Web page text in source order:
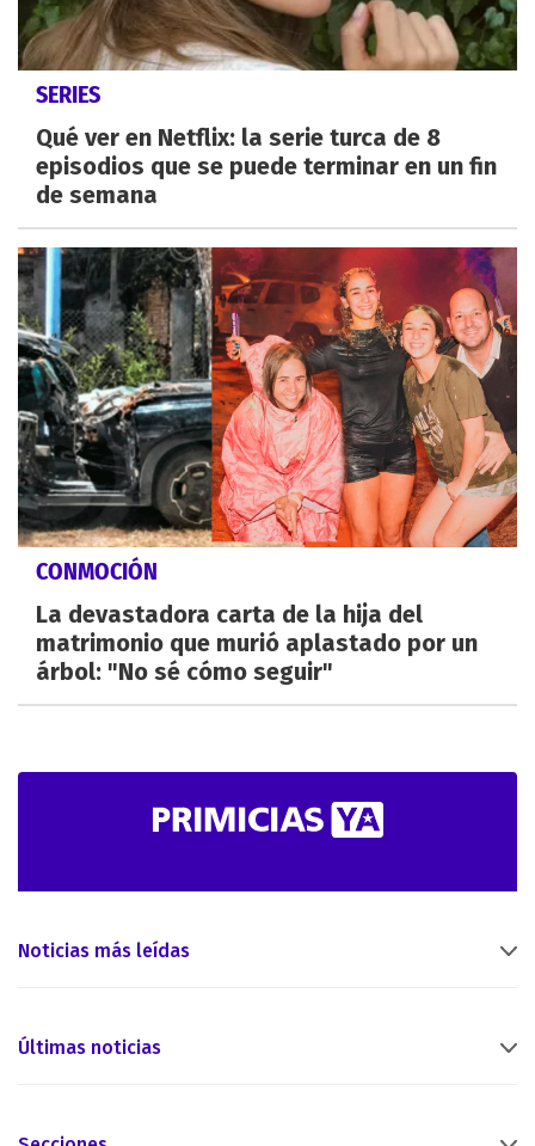
SERIES
Qué ver en Netflix: la serie turca de 8
episodios que se puede terminar en un fin
de semana
CONMOCIÓN
La devastadora carta de la hija del
matrimonio que murió aplastado por un
árbol: "No sé cómo seguir"
Noticias más leídas
Últimas noticias